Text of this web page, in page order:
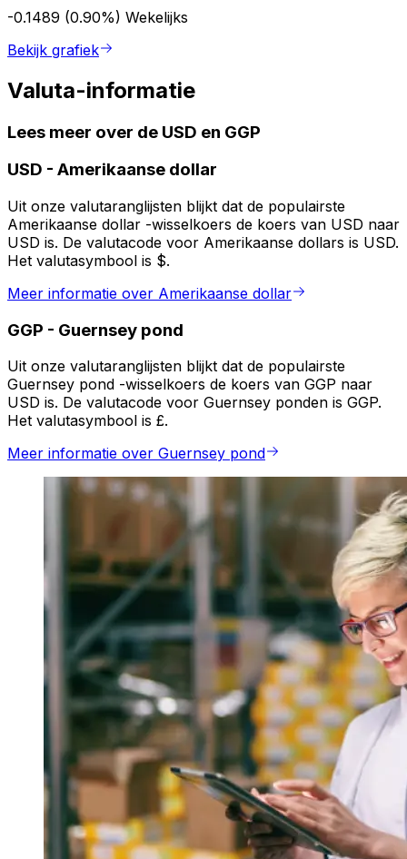
-0.1489 (0.90%) Wekelijks
Bekijk grafiek
Valuta-informatie
Lees meer over de USD en GGP
USD - Amerikaanse dollar
Uit onze valutaranglijsten blijkt dat de populairste
Amerikaanse dollar -wisselkoers de koers van USD naar
USD is. De valutacode voor Amerikaanse dollars is USD.
Het valutasymbool is $.
Meer informatie over Amerikaanse dollar
GGP - Guernsey pond
Uit onze valutaranglijsten blijkt dat de populairste
Guernsey pond -wisselkoers de koers van GGP naar
USD is. De valutacode voor Guernsey ponden is GGP.
Het valutasymbool is £.
Meer informatie over Guernsey pond